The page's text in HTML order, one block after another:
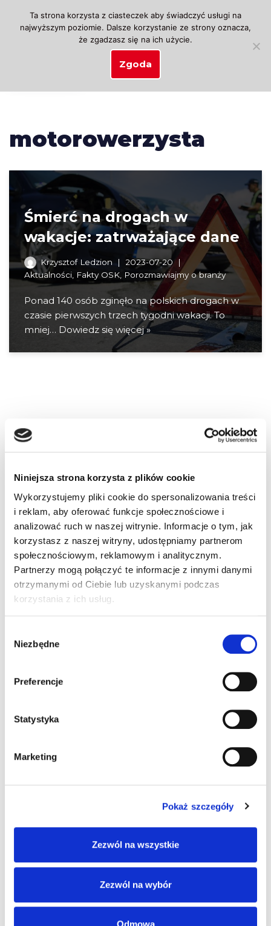
Niniejsza strona korzysta z plików cookie
Wykorzystujemy pliki cookie do spersonalizowania treści
i reklam, aby oferować funkcje społecznościowe i
analizować ruch w naszej witrynie. Informacje o tym, jak
korzystasz z naszej witryny, udostępniamy partnerom
społecznościowym, reklamowym i analitycznym.
Partnerzy mogą połączyć te informacje z innymi danymi
otrzymanymi od Ciebie lub uzyskanymi podczas
korzystania z ich usług.
zgody
Niezbędne
Preferencje
Statystyka
Marketing
Pokaż szczegóły
Zezwól na wszystkie
Zezwól na wybór
Przejdź
motorowerzysta
Śmierć na drogach w
wakacje: zatrważające dane
Krzysztof Ledzion
2023-07-20
Aktualności Fakty OSK Porozmawiajmy o branży
Ponad 140 osób zginęło na polskich drogach w
czasie pierwszych trzech tygodni wakacji. To
mniej… Dowiedz się więcej »
Ta strona korzysta z ciasteczek aby świadczyć usługi na
najwyższym poziomie. Dalsze korzystanie ze strony oznacza,
że zgadzasz się na ich użycie.
Zgoda